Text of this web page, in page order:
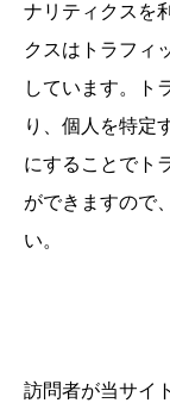
ナリティクスを
クスはトラフィ
しています。ト
り、個人を特定
にすることでト
ができますので
い。
訪問者が当サイ